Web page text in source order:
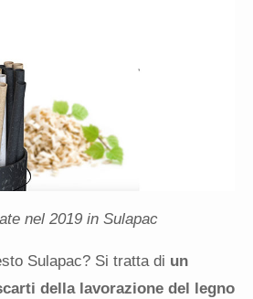
nel 2019 in Sulapac
Sulapac? Si tratta di un
della lavorazione del legno